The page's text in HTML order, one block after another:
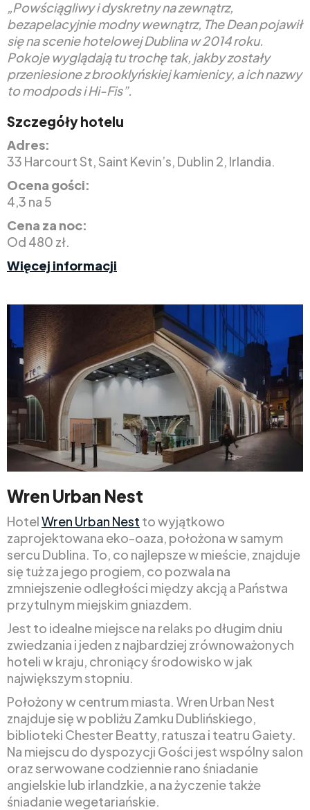
„Powściągliwy i dyskretny na zewnątrz,
bezapelacyjnie modny wewnątrz, The Dean pojawił
się na scenie hotelowej Dublina w 2014 roku.
Pokoje wyglądają tu trochę tak, jakby zostały
przeniesione z brooklyńskiej kamienicy, a ich nazwy
to modpods i Hi-Fis”.
Szczegóły hotelu
Adres:
33 Harcourt St, Saint Kevin’s, Dublin 2, Irlandia.
Ocena gości:
4,3 na 5
Cena za noc:
Od 480 zł.
Więcej informacji
Wren Urban Nest
HotelWren Urban Nest to wyjątkowo
zaprojektowana eko-oaza, położona w samym
sercu Dublina. To, co najlepsze w mieście, znajduje
się tuż za jego progiem, co pozwala na
zmniejszenie odległości między akcją a Państwa
przytulnym miejskim gniazdem.
Jest to idealne miejsce na relaks po długim dniu
zwiedzania i jeden z najbardziej zrównoważonych
hoteli w kraju, chroniący środowisko w jak
największym stopniu.
Położony w centrum miasta. Wren Urban Nest
znajduje się w pobliżu Zamku Dublińskiego,
biblioteki Chester Beatty, ratusza i teatru Gaiety.
Na miejscu do dyspozycji Gości jest wspólny salon
oraz serwowane codziennie rano śniadanie
angielskie lub irlandzkie, a na życzenie także
śniadanie wegetariańskie.